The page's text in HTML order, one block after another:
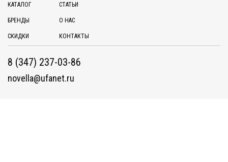
КАТАЛОГ
БРЕНДЫ
СКИДКИ
СТАТЬИ
О НАС
КОНТАКТЫ
8 (347) 237-03-86
novella@ufanet.ru